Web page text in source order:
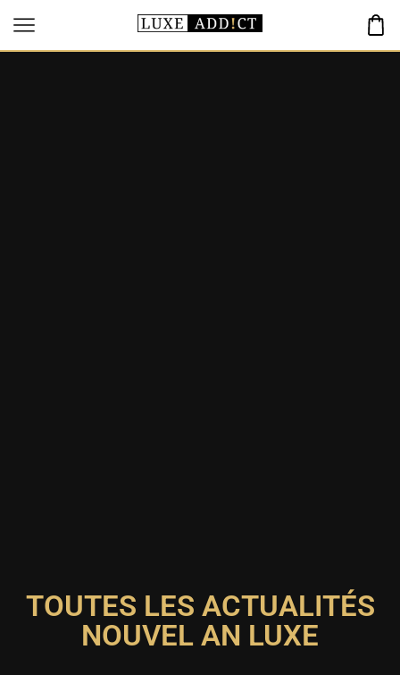
TOUTES LES ACTUALITÉS
NOUVEL AN LUXE